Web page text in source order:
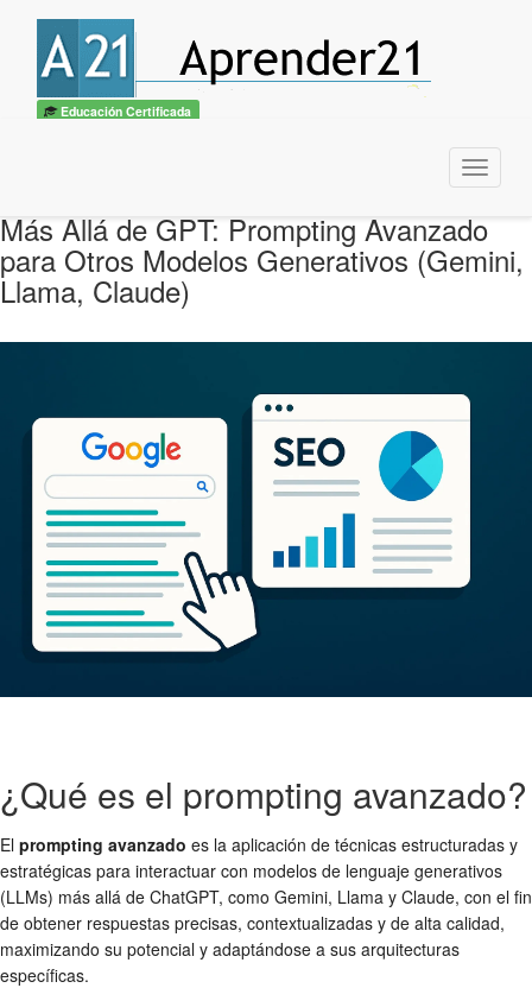
Educación Certificada
Menu
Más Allá de GPT: Prompting Avanzado
para Otros Modelos Generativos (Gemini,
Llama, Claude)
¿Qué es el prompting avanzado?
El prompting avanzado es la aplicación de técnicas estructuradas y
estratégicas para interactuar con modelos de lenguaje generativos
(LLMs) más allá de ChatGPT, como Gemini, Llama y Claude, con el fin
de obtener respuestas precisas, contextualizadas y de alta calidad,
maximizando su potencial y adaptándose a sus arquitecturas
específicas.